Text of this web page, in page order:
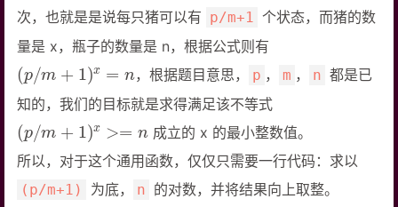
次，也就是是说每只猪可以有 p/m+1 个状态，而猪的数
量是 x，瓶子的数量是 n，根据公式则有
( /m )x= ，根据题目意思， p ， m ， n 都是已
知的，我们的目标就是求得满足该不等式
( /m )x>=
成立的 x 的最小整数值。
所以，对于这个通用函数，仅仅只需要一行代码：求以
(p/m+1) 为底， n 的对数，并将结果向上取整。